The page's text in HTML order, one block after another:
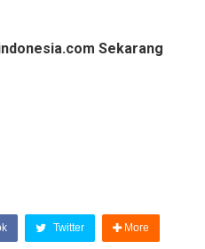
Sekarang
Twitter More